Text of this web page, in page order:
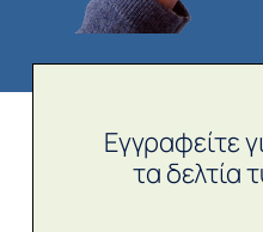
Εγγραφείτε
τα δελτία